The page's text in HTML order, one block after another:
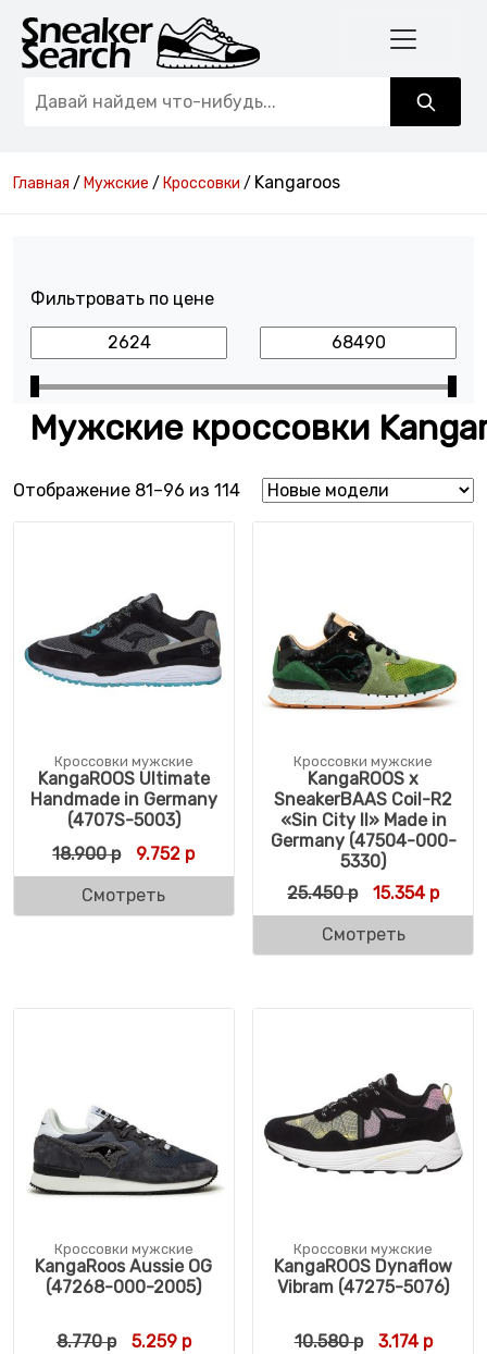
Главная / Мужские / Кроссовки / Kangaroos
Мужские кроссовки
Отображение 81–96 из 114Сортировка: самые
Кроссовки мужские
KangaROOS Ultimate
Handmade in Germany
(4707S-5003)
18.900р Первоначальная цена составляла 18.900
9.752 рТекущая цена: 9.752 р.
Смотреть
Кроссовки мужские
KangaROOS x
SneakerBAAS Coil-R2
«Sin City II» Made in
Germany (47504-000-
5330)
25.450р 15.354р
Смотреть
Кроссовки мужские
KangaRoos Aussie OG
(47268-000-2005)
8.770р Первоначальная цена составляла 8.770 р.
5.259рТекущая цена: 5.259 р.
Кроссовки мужские
KangaROOS Dynaflow
Vibram (47275-5076)
10.580р 3.174р
Фильтровать по цене